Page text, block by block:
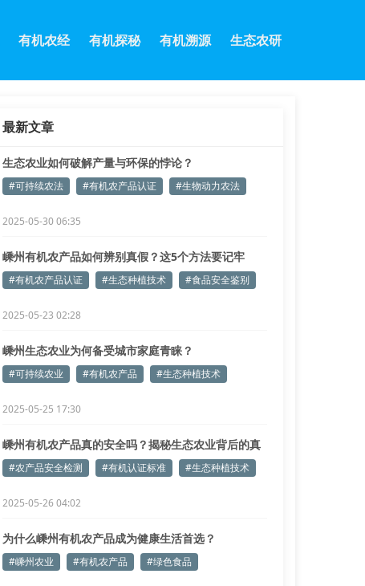
有机农经 有机探秘 有机溯源 生态农研
最新文章
生态农业如何破解产量与环保的悖论？
#可持续农法 #有机农产品认证 #生物动力农法
2025-05-30 06:35
嵊州有机农产品如何辨别真假？这5个方法要记牢
#有机农产品认证 #生态种植技术 #食品安全鉴别
2025-05-23 02:28
嵊州生态农业为何备受城市家庭青睐？
#可持续农业 #有机农产品 #生态种植技术
2025-05-25 17:30
嵊州有机农产品真的安全吗？揭秘生态农业背后的真
相#农产品安全检测 #有机认证标准 #生态种植技术
2025-05-26 04:02
为什么嵊州有机农产品成为健康生活首选？
#嵊州农业 #有机农产品 #绿色食品